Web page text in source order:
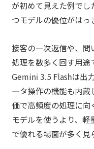
が初めて見えた例で
つモデルの優位がはっ
接客の一次返信や、
処理を数多く回す用途
Gemini 3.5 Flashは出
ータ操作の機能も内
価で高頻度の処理に
モデルを使うより、
で優れる場面が多く見